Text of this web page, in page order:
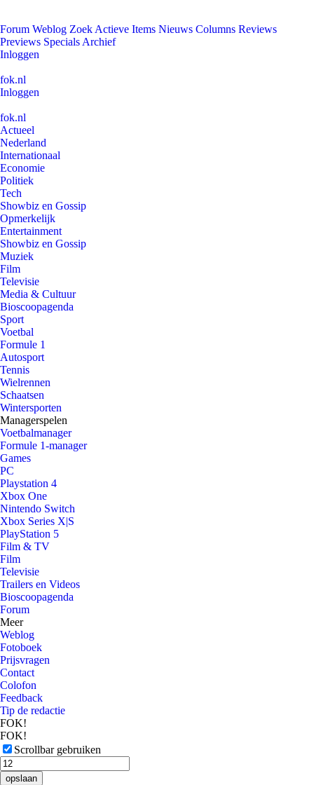
Forum Weblog Zoek Actieve Items Nieuws Columns Reviews
Previews Specials Archief
Inloggen
fok.nl
Inloggen
fok.nl
Actueel
Nederland
Internationaal
Economie
Politiek
Tech
Showbiz en Gossip
Opmerkelijk
Entertainment
Showbiz en Gossip
Muziek
Film
Televisie
Media & Cultuur
Bioscoopagenda
Sport
Voetbal
Formule 1
Autosport
Tennis
Wielrennen
Schaatsen
Wintersporten
Managerspelen
Voetbalmanager
Formule 1-manager
Games
PC
Playstation 4
Xbox One
Nintendo Switch
Xbox Series X|S
PlayStation 5
Film & TV
Film
Televisie
Trailers en Videos
Bioscoopagenda
Forum
Meer
Weblog
Fotoboek
Prijsvragen
Contact
Colofon
Feedback
Tip de redactie
FOK!
FOK!
Scrollbar gebruiken
opslaan